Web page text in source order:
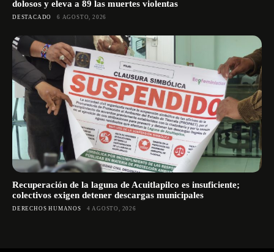
dolosos y eleva a 89 las muertes violentas
DESTACADO 6 AGOSTO, 2026
Recuperación de la laguna de Acuitlapilco es insuficiente;
colectivos exigen detener descargas municipales
DERECHOS HUMANOS 4 AGOSTO, 2026